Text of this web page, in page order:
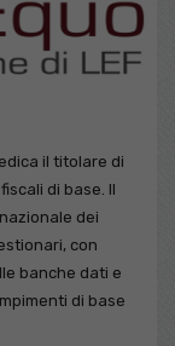
il titolare di
di base. Il
dei
con
banche dati e
di base